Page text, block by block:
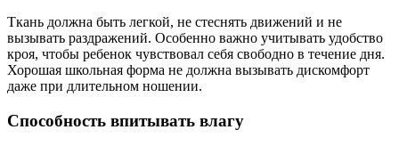
Ткань должна быть легкой, не стеснять движений и не
вызывать раздражений. Особенно важно учитывать удобство
кроя, чтобы ребенок чувствовал себя свободно в течение дня.
Хорошая школьная форма не должна вызывать дискомфорт
даже при длительном ношении.
Способность впитывать влагу